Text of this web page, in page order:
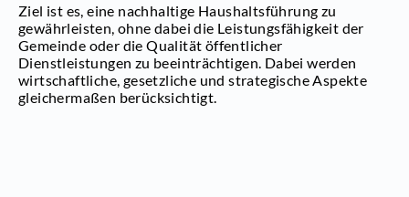
Ziel ist es, eine nachhaltige Haushaltsführung zu
gewährleisten, ohne dabei die Leistungsfähigkeit der
Gemeinde oder die Qualität öffentlicher
Dienstleistungen zu beeinträchtigen. Dabei werden
wirtschaftliche, gesetzliche und strategische Aspekte
gleichermaßen berücksichtigt.